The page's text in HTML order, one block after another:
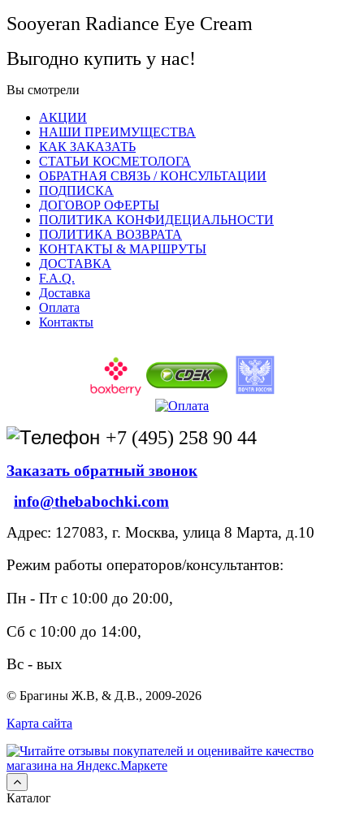
Sooyeran Radiance Eye Cream
Выгодно купить у нас!
Вы смотрели
АКЦИИ
НАШИ ПРЕИМУЩЕСТВА
КАК ЗАКАЗАТЬ
СТАТЬИ КОСМЕТОЛОГА
ОБРАТНАЯ СВЯЗЬ / КОНСУЛЬТАЦИИ
ПОДПИСКА
ДОГОВОР ОФЕРТЫ
ПОЛИТИКА КОНФИДЕЦИАЛЬНОСТИ
ПОЛИТИКА ВОЗВРАТА
КОНТАКТЫ & МАРШРУТЫ
ДОСТАВКА
F.A.Q.
Доставка
Оплата
Контакты
+7 (495) 258 90 44
Заказать обратный звонок
info@thebabochki.com
Адрес: 127083, г. Москва, улица 8 Марта, д.10
Режим работы операторов/консультантов:
Пн - Пт с 10:00 до 20:00,
Сб с 10:00 до 14:00,
Вс - вых
© Брагины Ж.В, & Д.В., 2009-2026
Карта сайта
Каталог